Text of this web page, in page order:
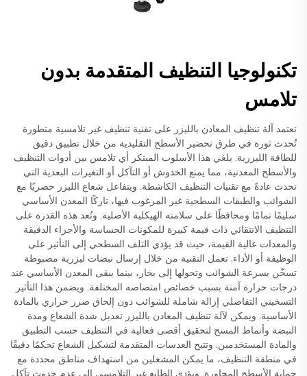
تكنولوجيا التنظيف المتقدمة بدون
تلامس
تعتمد آلة تنظيف المعادن بالليزر على تقنية تنظيف غير تلامسية متطورة
تُحدث ثورة في طرق تحضير الأسطح التقليدية من خلال تطبيق دقيق
للطاقة الليزرية. يلغي هذا الأسلوب المبتكر أي تلامس بين أدوات التنظيف
والأسطح المعدنية، مما يمنع الخدوش أو التآكل أو التغيرات البعدية التي
تحدث عادةً مع تقنيات التنظيف الكاشطة. ويتفاعل شعاع الليزر حصريًا مع
الشوائب والطبقات السطحية غير المرغوب فيها، تاركًا المعدن الأساسي
سليمًا تمامًا ومحافظًا على سلامته الهيكلية الأصلية. وتُعد هذه القدرة على
التنظيف الانتقائي ذات قيمة كبيرة للمكونات الحساسة والأجزاء الدقيقة
والمعدات عالية القيمة، حيث قد يؤدي التلف السطحي إلى التأثير على
الوظيفة أو الأداء. تعمل التقنية من خلال إرسال نبضات ليزرية مضبوطة
تسخّن بسرعة الشوائب وتحولها إلى بخار، بينما يبقى المعدن الأساسي عند
درجات حرارة آمنة بسبب خصائص امتصاصه المختلفة. ويضمن هذا التأثير
التسخيني التفاضلي إزالة شاملة للشوائب دون إلحاق ضرر حراري بالمادة
الأساسية. ويمكن لآلة تنظيف المعادن بالليزر تعديل شدة الشعاع ومدة
النبضة وأنماط المسح لتحقيق أقصى فعالية في التنظيف حسب التطبيق
والمادة المستخدمين. وتتيح العدسات المتقدمة لتشكيل الشعاع تحكمًا دقيقًا
في منطقة التنظيف، ما يمكن المشغلين من استهداف مناطق محددة مع
حماية الأسطح المجاورة. ويؤدي الطابع غير التلامسي إلى عدم حدوث تآكل